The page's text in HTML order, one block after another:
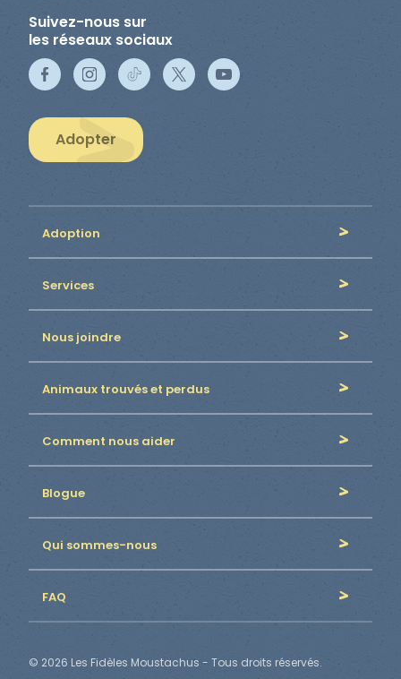
Suivez-nous sur
les réseaux sociaux
Adopter
Adoption
Services
Nous joindre
Animaux trouvés et perdus
Comment nous aider
Blogue
Qui sommes-nous
FAQ
© 2026 Les Fidèles Moustachus - Tous droits réservés.